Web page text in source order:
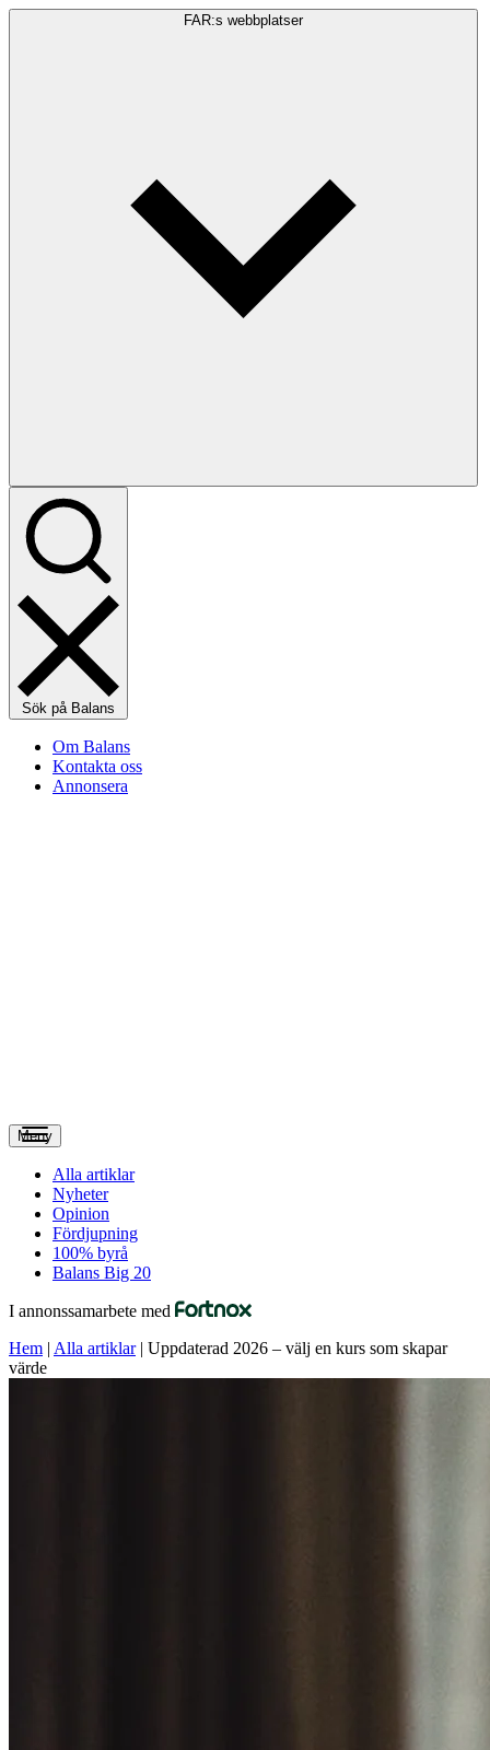
FAR:s webbplatser
Sök på Balans
Om Balans
Kontakta oss
Annonsera
Meny
Alla artiklar
Nyheter
Opinion
Fördjupning
100% byrå
Balans Big 20
I annonssamarbete med
Hem | Alla artiklar| Uppdaterad 2026 – välj en kurs som skapar
värde